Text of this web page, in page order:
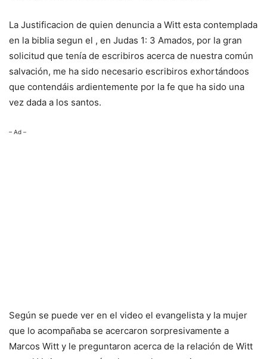
La Justificacion de quien denuncia a Witt esta contemplada
en la biblia segun el , en Judas 1: 3 Amados, por la gran
solicitud que tenía de escribiros acerca de nuestra común
salvación, me ha sido necesario escribiros exhortándoos
que contendáis ardientemente por la fe que ha sido una
vez dada a los santos.
– Ad –
Según se puede ver en el video el evangelista y la mujer
que lo acompañaba se acercaron sorpresivamente a
Marcos Witt y le preguntaron acerca de la relación de Witt